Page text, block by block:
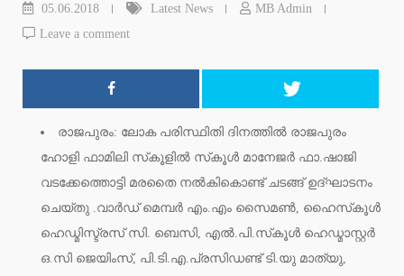
05.06.2018 Latest News
MB Admin
Leave a comment
രാജപുരം: ലോക പരിസ്ഥിതി ദിനത്തില്‍ രാജപുരം
ഹോളി ഫാമിലി സ്‌കൂളില്‍ സ്‌കൂള്‍ മാനേജര്‍ ഫാ.ഷാജി
വടക്കേത്തൊട്ടി മരതൈ നല്‍കികൊണ്ട് ചടങ്ങ് ഉദ്ഘാടനം
ചെയ്തു .വാര്‍ഡ് മെമ്പര്‍ എം.എം സൈമണ്‍, ഹൈസ്‌കൂള്‍
ഹെഡ്മിസ്ട്രസ് സി. ബെസി, എല്‍.പി.സ്‌കൂള്‍ ഹെഡ്മാസ്റ്റര്‍
ഒ.സി ജെയിംസ്, പി.ടി.എ.പ്രസിഡണ്ട് ടി.യു മാത്യു,